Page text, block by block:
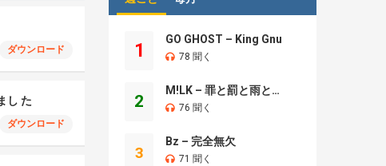
ダウンロード
し た
ダウンロード
1
GO GHOST – King Gnu
78 聞く
2
M!LK – 罪と罰と雨とキス
76 聞く
3
Bz – 完全無欠
71 聞く